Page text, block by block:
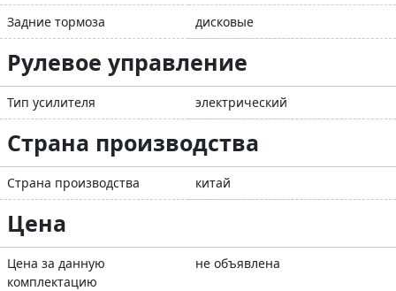
Задние тормоза
дисковые
Рулевое управление
Тип усилителя электрический
Страна производства
Страна производства китай
Цена
Цена за данную
комплектацию
не объявлена